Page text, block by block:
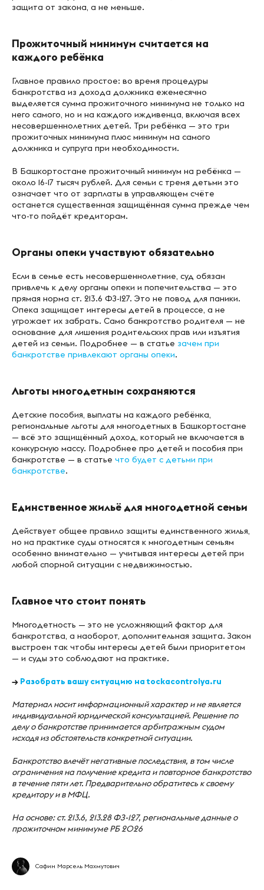
защита от закона, а не меньше.
Прожиточный минимум считается на
каждого ребёнка
Главное правило простое: во время процедуры
банкротства из дохода должника ежемесячно
выделяется сумма прожиточного минимума не только на
него самого, но и на каждого иждивенца, включая всех
несовершеннолетних детей. Три ребёнка — это три
прожиточных минимума плюс минимум на самого
должника и супруга при необходимости.
В Башкортостане прожиточный минимум на ребёнка —
около 16-17 тысяч рублей. Для семьи с тремя детьми это
означает что от зарплаты в управляющем счёте
останется существенная защищённая сумма прежде чем
что-то пойдёт кредиторам.
Органы опеки участвуют обязательно
Если в семье есть несовершеннолетние, суд обязан
привлечь к делу органы опеки и попечительства — это
прямая норма ст. 213.6 ФЗ-127. Это не повод для паники.
Опека защищает интересы детей в процессе, а не
угрожает их забрать. Само банкротство родителя — не
основание для лишения родительских прав или изъятия
детей из семьи. Подробнее — в статье зачем при
банкротстве привлекают органы опеки.
Льготы многодетным сохраняются
Детские пособия, выплаты на каждого ребёнка,
региональные льготы для многодетных в Башкортостане
— всё это защищённый доход, который не включается в
конкурсную массу. Подробнее про детей и пособия при
банкротстве — в статье что будет с детьми при
банкротстве.
Единственное жильё для многодетной семьи
Действует общее правило защиты единственного жилья,
но на практике суды относятся к многодетным семьям
особенно внимательно — учитывая интересы детей при
любой спорной ситуации с недвижимостью.
Главное что стоит понять
Многодетность — это не усложняющий фактор для
банкротства, а наоборот, дополнительная защита. Закон
выстроен так чтобы интересы детей были приоритетом
— и суды это соблюдают на практике.
→ Разобрать вашу ситуацию на tockacontrolya.ru
Материал носит информационный характер и не является
индивидуальной юридической консультацией. Решение по
делу о банкротстве принимается арбитражным судом
исходя из обстоятельств конкретной ситуации.
Банкротство влечёт негативные последствия, в том числе
ограничения на получение кредита и повторное банкротство
в течение пяти лет. Предварительно обратитесь к своему
кредитору и в МФЦ.
На основе: ст. 213.6, 213.28 ФЗ-127, региональные данные о
прожиточном минимуме РБ 2026
Сафин Марсель Махмутович